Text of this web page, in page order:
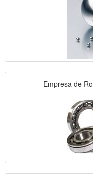
Empresa de